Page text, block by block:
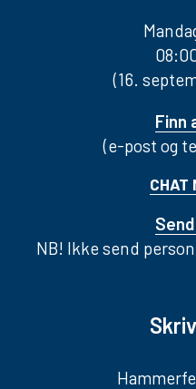
(16.
Finn
(e-post og
CHAT
NB! Ikke send